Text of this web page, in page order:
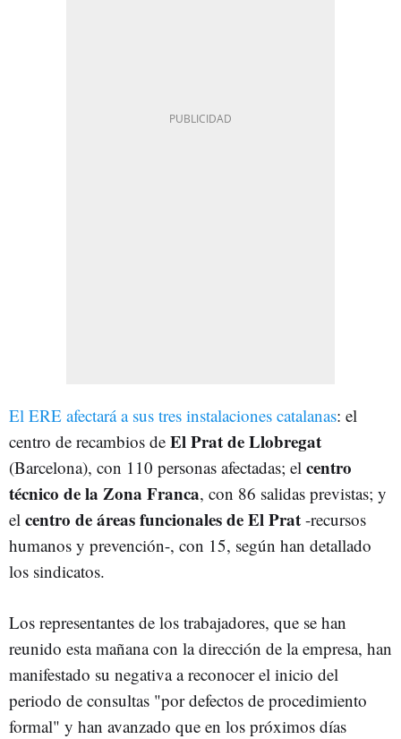
El ERE afectará a sus tres instalaciones catalanas: el
centro de recambios de El Prat de Llobregat
(Barcelona), con 110 personas afectadas; el centro
técnico de la Zona Franca, con 86 salidas previstas; y
el centro de áreas funcionales de El Prat -recursos
humanos y prevención-, con 15, según han detallado
los sindicatos.
Los representantes de los trabajadores, que se han
reunido esta mañana con la dirección de la empresa, han
manifestado su negativa a reconocer el inicio del
periodo de consultas "por defectos de procedimiento
formal" y han avanzado que en los próximos días